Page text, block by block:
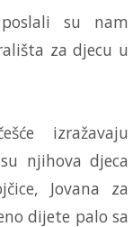
poslali su nam
za djecu u
izražavaju
njihova djeca
Jovana za
dijete palo sa